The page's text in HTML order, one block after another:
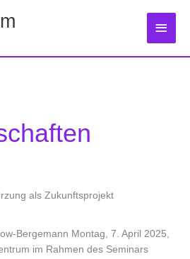
als Zukunftsprojekt
Bergemann Montag, 7. April 2025,
im Rahmen des Seminars